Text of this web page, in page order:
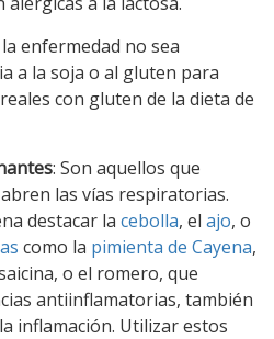
enfermedad no sea
a la soja o al gluten para
con gluten de la dieta de
: Son aquellos que
las vías respiratorias.
destacar la cebolla, el ajo, o
como la pimienta de Cayena,
o el romero, que
antiinflamatorias, también
inflamación. Utilizar estos